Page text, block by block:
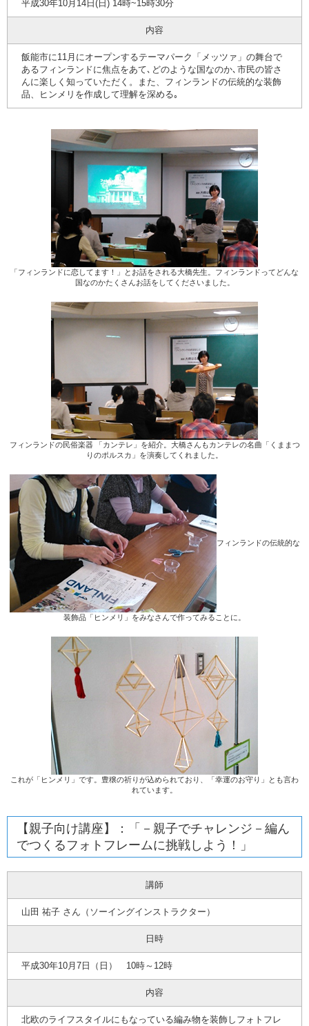
平成30年10月14日(日) 14時~15時30分
内容
飯能市に11月にオープンするテーマパーク「メッツァ」の舞台で
あるフィンランドに焦点をあて､どのような国なのか､市民の皆さ
んに楽しく知っていただく。また、フィンランドの伝統的な装飾
品、ヒンメリを作成して理解を深める｡
「フィンランドに恋してます！」とお話をされる大橋先生。フィンランドってどんな
国なのかたくさんお話をしてくださいました。
フィンランドの民俗楽器 「カンテレ」を紹介。大橋さんもカンテレの名曲「くままつ
りのポルスカ」を演奏してくれました。
フィンランドの伝統的な
装飾品「ヒンメリ」をみなさんで作ってみることに。
これが「ヒンメリ」です。豊穣の祈りが込められており、「幸運のお守り」とも言わ
れています。
【親子向け講座】：「－親子でチャレンジ－編ん
でつくるフォトフレームに挑戦しよう！」
講師
山田 祐子 さん（ソーイングインストラクター）
日時
平成30年10月7日（日） 10時～12時
内容
北欧のライフスタイルにもなっている編み物を装飾しフォトフレ